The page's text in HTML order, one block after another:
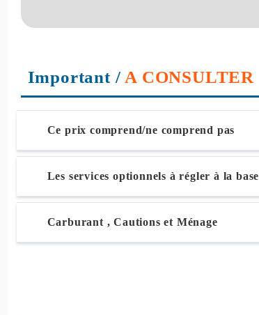
Important/ A CONSULTER
Ce prix comprend/ne comprend pas
Les services optionnels à régler à la base
Carburant , Cautions et Ménage